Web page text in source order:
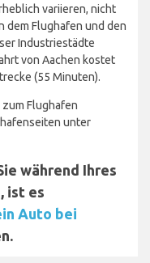
variieren, nicht
dem Flughafen und den
Industriestädte
von Aachen kostet
(55 Minuten).
Flughafen
unter
während Ihres
ist es
Auto bei